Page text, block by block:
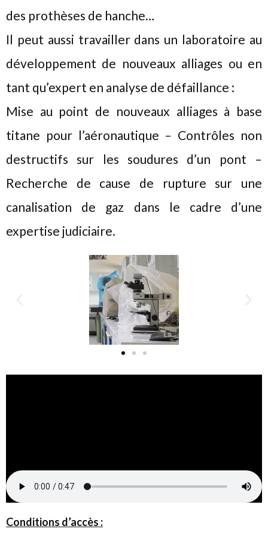
des prothèses de hanche…
Il peut aussi travailler dans un laboratoire au
développement de nouveaux alliages ou en
tant qu’expert en analyse de défaillance :
Mise au point de nouveaux alliages à base
titane pour l’aéronautique – Contrôles non
destructifs sur les soudures d’un pont –
Recherche de cause de rupture sur une
canalisation de gaz dans le cadre d’une
expertise judiciaire.
Conditions d’accès :